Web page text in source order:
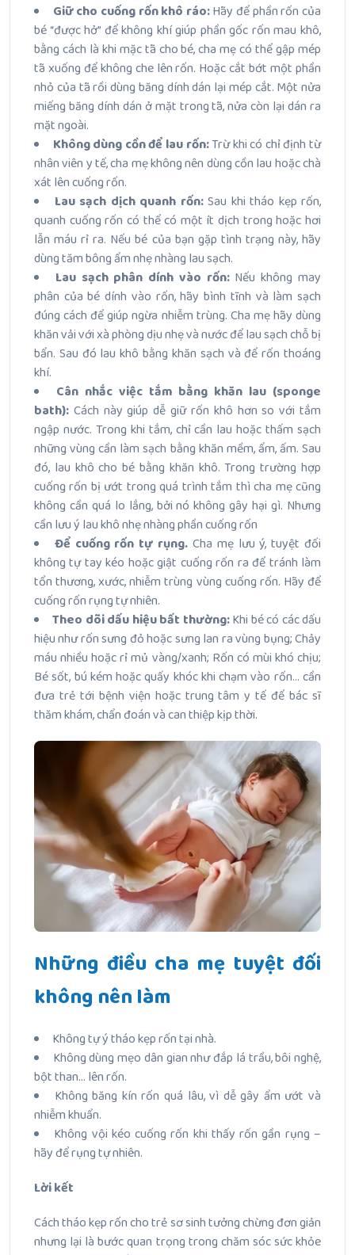
Giữ cho cuống rốn khô ráo:Hãy để phần rốn của
bé “được hở” để không khí giúp phần gốc rốn mau khô,
bằng cách là khi mặc tã cho bé, cha mẹ có thể gập mép
tã xuống để không che lên rốn. Hoặc cắt bớt một phần
nhỏ của tã rồi dùng băng dính dán lại mép cắt. Một nửa
miếng băng dính dán ở mặt trong tã, nửa còn lại dán ra
mặt ngoài.
Không dùng cồn để lau rốn:Trừ khi có chỉ định từ
nhân viên y tế, cha mẹ không nên dùng cồn lau hoặc chà
xát lên cuống rốn.
Lau sạch dịch quanh rốn: Sau khi tháo kẹp rốn,
quanh cuống rốn có thể có một ít dịch trong hoặc hơi
lẫn máu rỉ ra. Nếu bé của bạn gặp tình trạng này, hãy
dùng tăm bông ẩm nhẹ nhàng lau sạch.
Lau sạch phân dính vào rốn:Nếu không may
phân của bé dính vào rốn, hãy bình tĩnh và làm sạch
đúng cách để giúp ngừa nhiễm trùng. Cha mẹ hãy dùng
khăn vải với xà phòng dịu nhẹ và nước để lau sạch chỗ bị
bẩn. Sau đó lau khô bằng khăn sạch và để rốn thoáng
khí.
Cân nhắc việc tắm bằng khăn lau (sponge
bath): Cách này giúp dễ giữ rốn khô hơn so với tắm
ngập nước. Trong khi tắm, chỉ cần lau hoặc thấm sạch
những vùng cần làm sạch bằng khăn mềm, ẩm, ấm. Sau
đó, lau khô cho bé bằng khăn khô. Trong trường hợp
cuống rốn bị ướt trong quá trình tắm thì cha mẹ cũng
không cần quá lo lắng, bởi nó không gây hại gì. Nhưng
cần lưu ý lau khô nhẹ nhàng phần cuống rốn
Để cuống rốn tự rụng. Cha mẹ lưu ý, tuyệt đối
không tự tay kéo hoặc giật cuống rốn ra để tránh làm
tổn thương, xước, nhiễm trùng vùng cuống rốn. Hãy để
cuống rốn rụng tự nhiên.
Theo dõi dấu hiệu bất thường:Khi bé có các dấu
hiệu như rốn sưng đỏ hoặc sưng lan ra vùng bụng; Chảy
máu nhiều hoặc rỉ mủ vàng/xanh; Rốn có mùi khó chịu;
Bé sốt, bú kém hoặc quấy khóc khi chạm vào rốn… cần
đưa trẻ tới bệnh viện hoặc trung tâm y tế để bác sĩ
thăm khám, chẩn đoán và can thiệp kịp thời.
Những điều cha mẹ tuyệt đối
không nên làm
Không tự ý tháo kẹp rốn tại nhà.
Không dùng mẹo dân gian như đắp lá trầu, bôi nghệ,
bột than… lên rốn.
Không băng kín rốn quá lâu, vì dễ gây ẩm ướt và
nhiễm khuẩn.
Không vội kéo cuống rốn khi thấy rốn gần rụng –
hãy để rụng tự nhiên.
Lời kết
Cách tháo kẹp rốn cho trẻ sơ sinh tưởng chừng đơn giản
nhưng lại là bước quan trọng trong chăm sóc sức khỏe